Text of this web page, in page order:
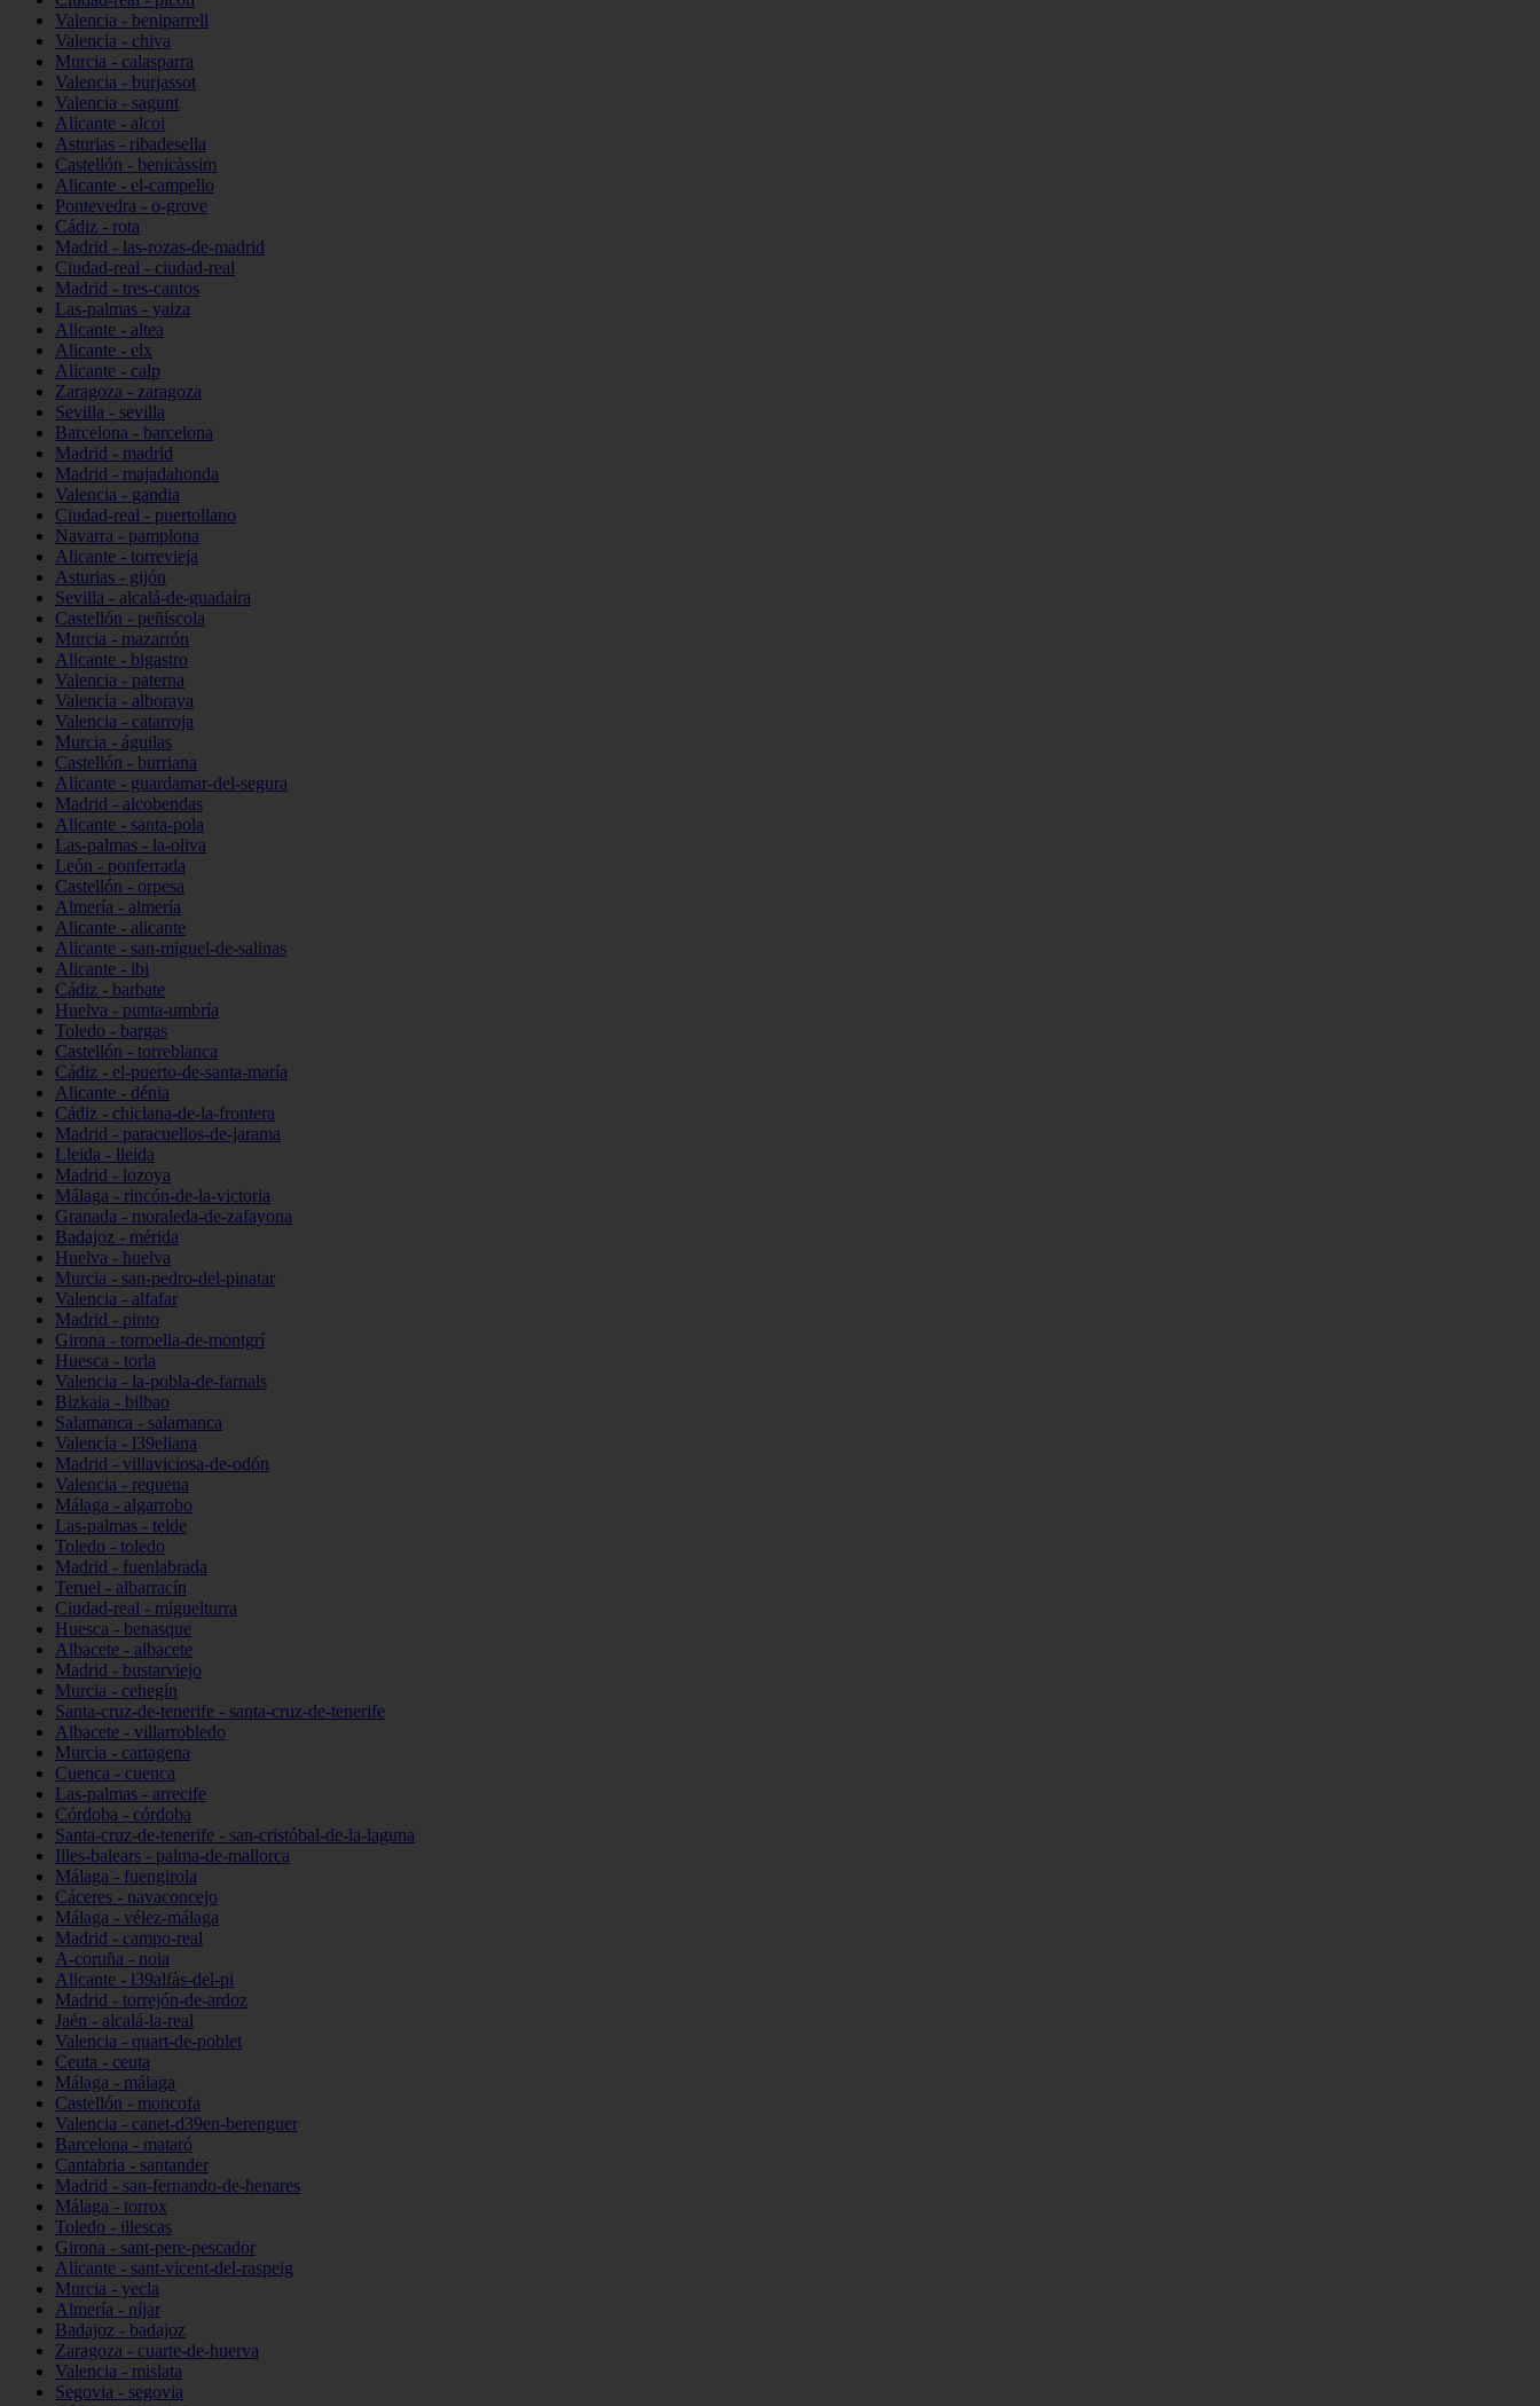
Valencia - beniparrell
Valencia - chiva
Murcia - calasparra
Valencia - burjassot
Valencia - sagunt
Alicante - alcoi
Asturias - ribadesella
Castellón - benicàssim
Alicante - el-campello
Pontevedra - o-grove
Cádiz - rota
Madrid - las-rozas-de-madrid
Ciudad-real - ciudad-real
Madrid - tres-cantos
Las-palmas - yaiza
Alicante - altea
Alicante - elx
Alicante - calp
Zaragoza - zaragoza
Sevilla - sevilla
Barcelona - barcelona
Madrid - madrid
Madrid - majadahonda
Valencia - gandia
Ciudad-real - puertollano
Navarra - pamplona
Alicante - torrevieja
Asturias - gijón
Sevilla - alcalá-de-guadaíra
Castellón - peñíscola
Murcia - mazarrón
Alicante - bigastro
Valencia - paterna
Valencia - alboraya
Valencia - catarroja
Murcia - águilas
Castellón - burriana
Alicante - guardamar-del-segura
Madrid - alcobendas
Alicante - santa-pola
Las-palmas - la-oliva
León - ponferrada
Castellón - orpesa
Almería - almería
Alicante - alicante
Alicante - san-miguel-de-salinas
Alicante - ibi
Cádiz - barbate
Huelva - punta-umbría
Toledo - bargas
Castellón - torreblanca
Cádiz - el-puerto-de-santa-maría
Alicante - dénia
Cádiz - chiclana-de-la-frontera
Madrid - paracuellos-de-jarama
Lleida - lleida
Madrid - lozoya
Málaga - rincón-de-la-victoria
Granada - moraleda-de-zafayona
Badajoz - mérida
Huelva - huelva
Murcia - san-pedro-del-pinatar
Valencia - alfafar
Madrid - pinto
Girona - torroella-de-montgrí
Huesca - torla
Valencia - la-pobla-de-farnals
Bizkaia - bilbao
Salamanca - salamanca
Valencia - l39eliana
Madrid - villaviciosa-de-odón
Valencia - requena
Málaga - algarrobo
Las-palmas - telde
Toledo - toledo
Madrid - fuenlabrada
Teruel - albarracín
Ciudad-real - miguelturra
Huesca - benasque
Albacete - albacete
Madrid - bustarviejo
Murcia - cehegín
Santa-cruz-de-tenerife - santa-cruz-de-tenerife
Albacete - villarrobledo
Murcia - cartagena
Cuenca - cuenca
Las-palmas - arrecife
Córdoba - córdoba
Santa-cruz-de-tenerife - san-cristóbal-de-la-laguna
Illes-balears - palma-de-mallorca
Málaga - fuengirola
Cáceres - navaconcejo
Málaga - vélez-málaga
Madrid - campo-real
A-coruña - noia
Alicante - l39alfàs-del-pi
Madrid - torrejón-de-ardoz
Jaén - alcalá-la-real
Valencia - quart-de-poblet
Ceuta - ceuta
Málaga - málaga
Castellón - moncofa
Valencia - canet-d39en-berenguer
Barcelona - mataró
Cantabria - santander
Madrid - san-fernando-de-henares
Málaga - torrox
Toledo - illescas
Girona - sant-pere-pescador
Alicante - sant-vicent-del-raspeig
Murcia - yecla
Almería - níjar
Badajoz - badajoz
Zaragoza - cuarte-de-huerva
Valencia - mislata
Segovia - segovia